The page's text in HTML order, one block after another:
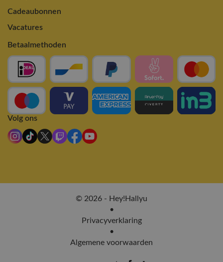
Cadeaubonnen
Vacatures
Betaalmethoden
Volg ons
© 2026 - Hey!Hallyu
•
Privacyverklaring
•
Algemene voorwaarden